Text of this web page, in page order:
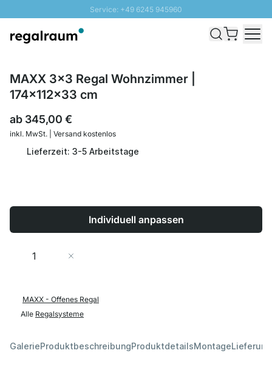
Service: +49 6245 945960
Schnelle Lieferung - Gratis Versand ab 100€
MAXX 3x3 Regal Wohnzimmer |
174x112x33 cm
ab 345,00 €
inkl. MwSt. | Versand kostenlos
Lieferzeit: 3-5 Arbeitstage
Individuell anpassen
Menge
MAXX - Offenes Regal
Alle Regalsysteme
GalerieProduktbeschreibungProduktdetailsMontage